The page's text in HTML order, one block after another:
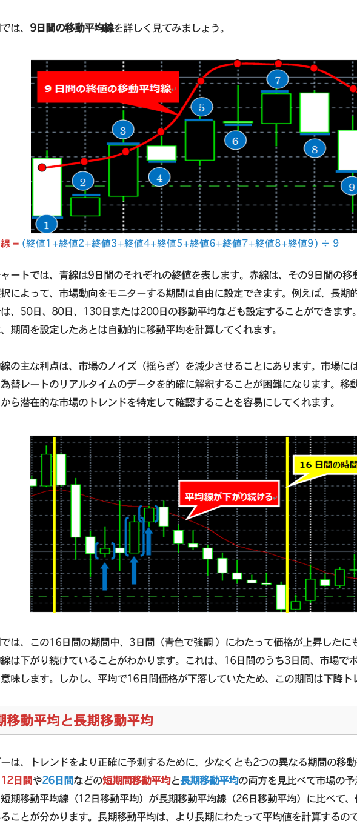
は、 9日間の移動平均線を詳しく見てみましょう。
= (終値1+終値2+終値3+終値4+終値5+終値6+終値7+終値8+終値9) ÷ 9
ャートでは、青線は9日間のそれぞれの終値を表します。赤線は、その9日間の移
によって、市場動向をモニターする期間は自由に設定できます。例えば、長期
、50日、80日、130日または200日の移動平均なども設定することができます
期間を設定したあとは自動的に移動平均を計算してくれます。
の主な利点は、市場のノイズ（揺らぎ）を減少させることにあります。市場に
替レートのリアルタイムのデータを的確に解釈することが困難になります。移
ら潜在的な市場のトレンドを特定して確認することを容易にしてくれます。
では、この16日間の期間中、3日間（青色で強調 ）にわたって価格が上昇したに
は下がり続けていることがわかります。これは、16日間のうち3日間、市場で
味します。しかし、平均で16日間価格が下落していたため、この期間は下降ト
移動平均と長期移動平均
ーは、トレンドをより正確に予測するために、少なくとも2つの異なる期間の移動
12日間や26日間などの短期間移動平均と長期移動平均の両方を見比べて市場の
期移動平均線（12日移動平均）が長期移動平均線（26日移動平均）に比べて
ことが分かります。長期移動平均は、より長期にわたって平均値を計算するの